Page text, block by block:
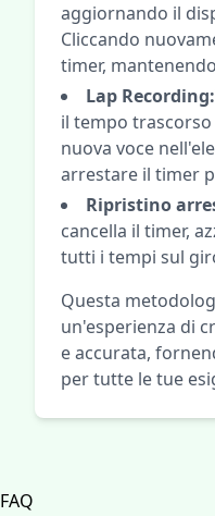
aggiornando il
Cliccando
timer,
Lap Recording:
il tempo
nuova voce
arrestare il timer
Ripristino
cancella il timer,
tutti i tempi sul
Questa
un'esperienza di
e accurata,
per tutte le tue
FAQ